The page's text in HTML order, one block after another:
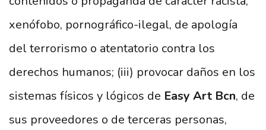
xenófobo, pornográfico-ilegal, de apología
del terrorismo o atentatorio contra los
derechos humanos; (iii) provocar daños en los
sistemas físicos y lógicos de Easy Art Bcn, de
sus proveedores o de terceras personas,